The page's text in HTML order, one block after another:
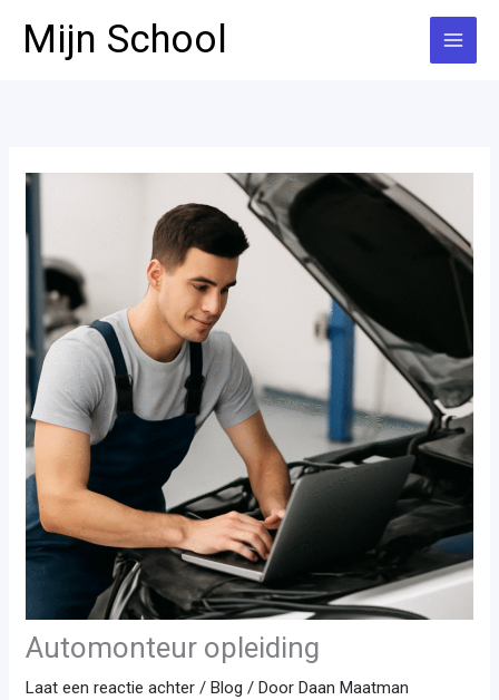
naarMijn School
Automonteur opleiding
Laat een reactie achter / Blog / Door Daan Maatman